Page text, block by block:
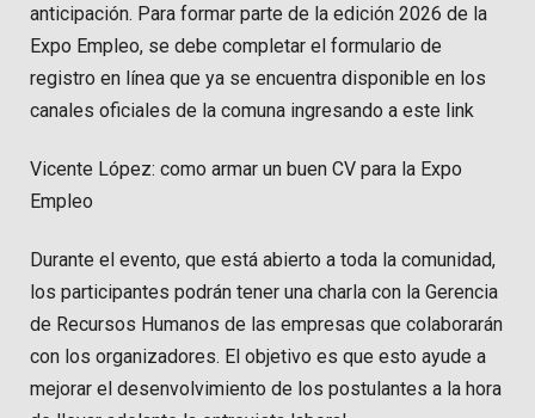
anticipación. Para formar parte de la edición 2026 de la
Expo Empleo, se debe completar el formulario de
registro en línea que ya se encuentra disponible en los
canales oficiales de la comuna ingresando a este link
Vicente López: como armar un buen CV para la Expo
Empleo
Durante el evento, que está abierto a toda la comunidad,
los participantes podrán tener una charla con la Gerencia
de Recursos Humanos de las empresas que colaborarán
con los organizadores. El objetivo es que esto ayude a
mejorar el desenvolvimiento de los postulantes a la hora